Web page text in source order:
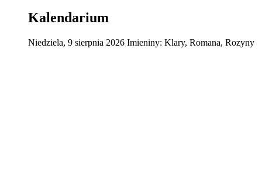
Kalendarium
Niedziela, 9 sierpnia 2026 Imieniny: Klary, Romana, Rozyny